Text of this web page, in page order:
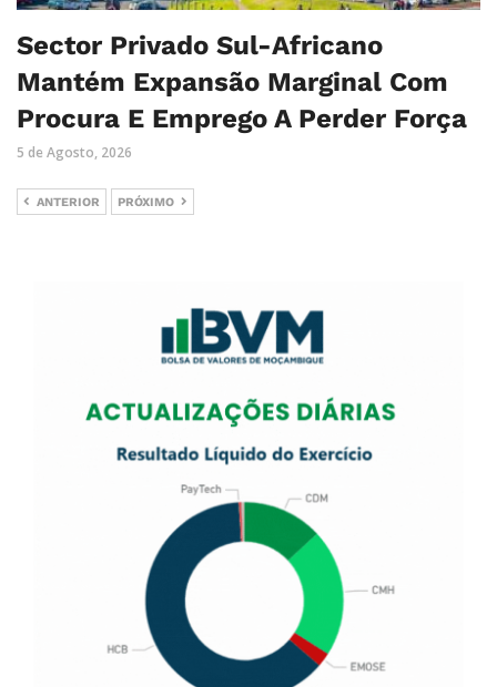
Sector Privado Sul-Africano
Mantém Expansão Marginal Com
Procura E Emprego A Perder Força
5 de Agosto, 2026
ANTERIOR PRÓXIMO